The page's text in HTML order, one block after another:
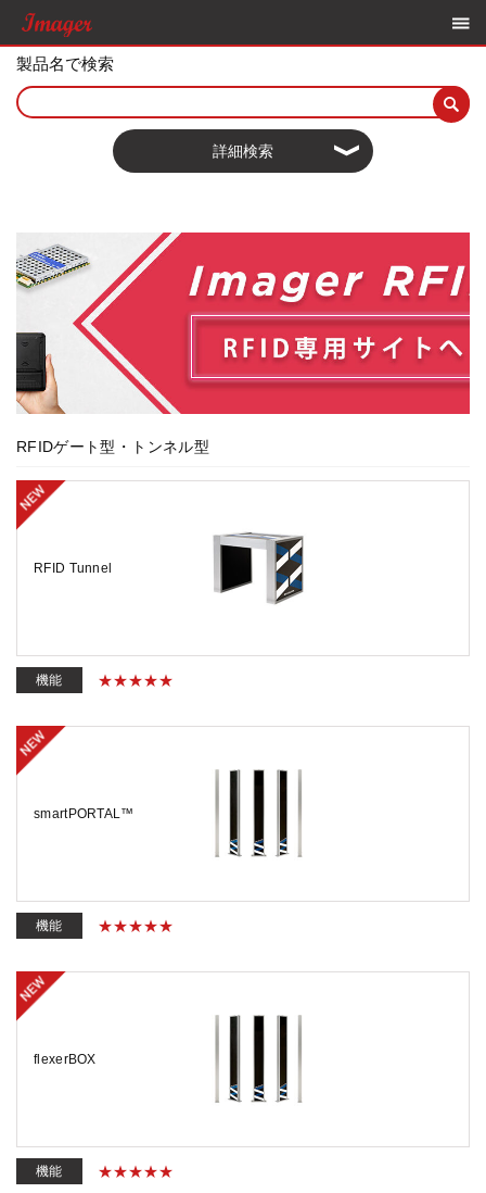
製品名で検索
詳細検索
RFIDゲート型・トンネル型
RFID Tunnel
機能
smartPORTAL™
機能
flexerBOX
機能